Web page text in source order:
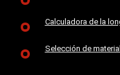
Calculadora de la
Selección de